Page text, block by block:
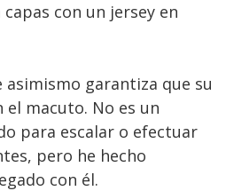
con un jersey en
garantiza que su
macuto. No es un
para escalar o efectuar
pero he hecho
con él.